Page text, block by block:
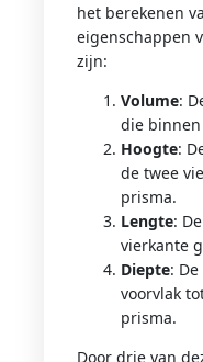
het berekenen
eigenschappen
zijn:
Volume:
die
Hoogte:
de twee
prisma.
Lengte:
vierkante
Diepte:
voorvlak
prisma.
Door drie van